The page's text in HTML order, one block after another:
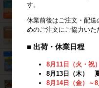
す。
休業前後はご注文・配
めのご注文にご協力いた
■ 出荷・休業日程
8月11日（火・
8月13日（木）
8月14日（金）～